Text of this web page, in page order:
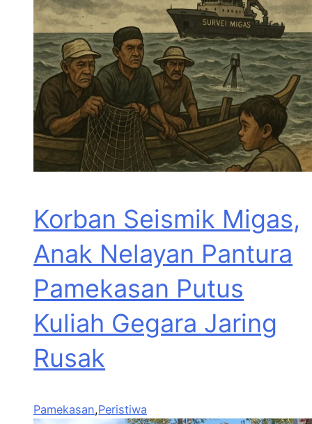
Korban Seismik Migas,
Anak Nelayan Pantura
Pamekasan Putus
Kuliah Gegara Jaring
Rusak
Pamekasan,Peristiwa